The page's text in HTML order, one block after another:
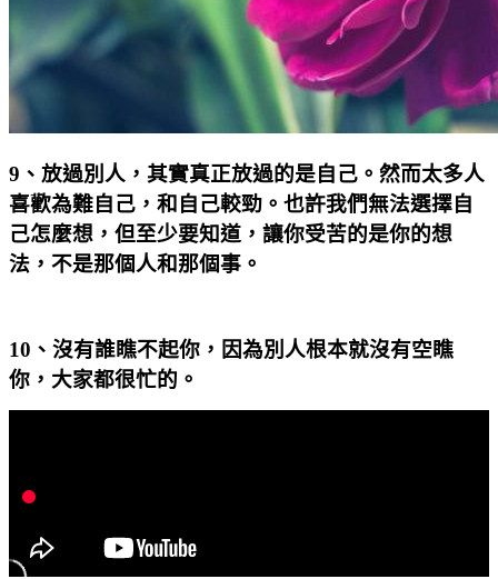
9 、放過別人，其實真正放過的是自己。然而太多人
喜歡為難自己，和自己較勁。也許我們無法選擇自
己怎麼想，但至少要知道，讓你受苦的是你的想
法，不是那個人和那個事。
10 、沒有誰瞧不起你，因為別人根本就沒有空瞧
你，大家都很忙的。